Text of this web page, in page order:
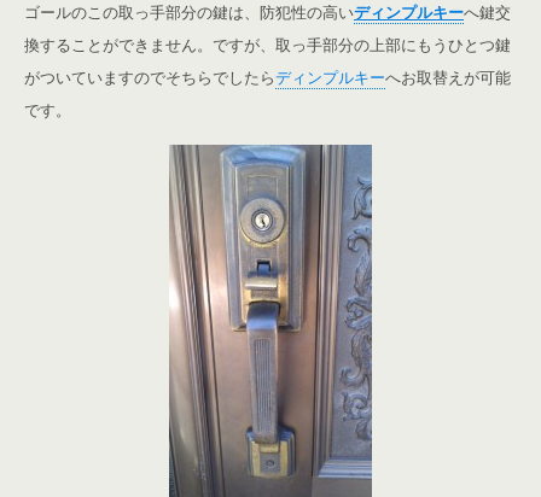
ゴールのこの取っ手部分の鍵は、防犯性の高いディンプルキーへ鍵交
換することができません。ですが、取っ手部分の上部にもうひとつ鍵
がついていますのでそちらでしたらディンプルキーへお取替えが可能
です。